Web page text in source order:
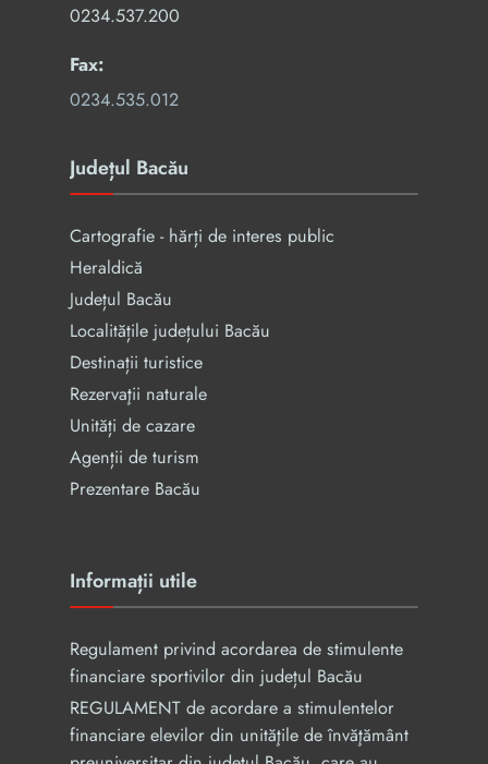
0234.537.200
Fax:
0234.535.012
Județul Bacău
Cartografie - hărți de interes public
Heraldică
Județul Bacău
Localitățile județului Bacău
Destinații turistice
Rezervaţii naturale
Unități de cazare
Agenții de turism
Prezentare Bacău
Informații utile
Regulament privind acordarea de stimulente
financiare sportivilor din județul Bacău
REGULAMENT de acordare a stimulentelor
financiare elevilor din unităţile de învăţământ